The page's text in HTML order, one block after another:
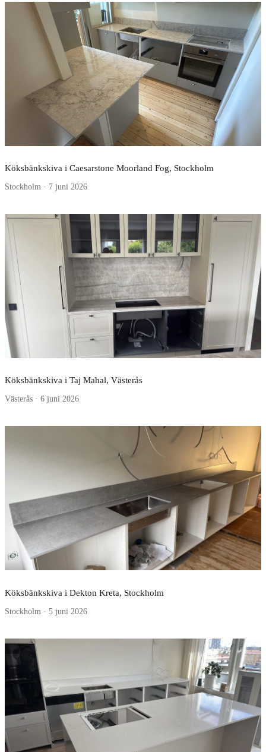
Köksbänkskiva i Caesarstone Moorland Fog, Stockholm
Stockholm · 7 juni 2026
Köksbänkskiva i Taj Mahal, Västerås
Västerås · 6 juni 2026
Köksbänkskiva i Dekton Kreta, Stockholm
Stockholm · 5 juni 2026